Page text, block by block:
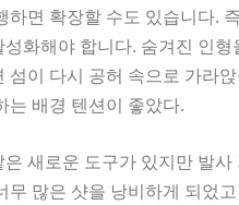
하면 확장할 수도 있습니다.
화해야 합니다. 숨겨진 인형
섬이 다시 공허 속으로 가라
는 배경 텐션이 좋았다.
은 새로운 도구가 있지만 발
무 많은 샷을 낭비하게 되었